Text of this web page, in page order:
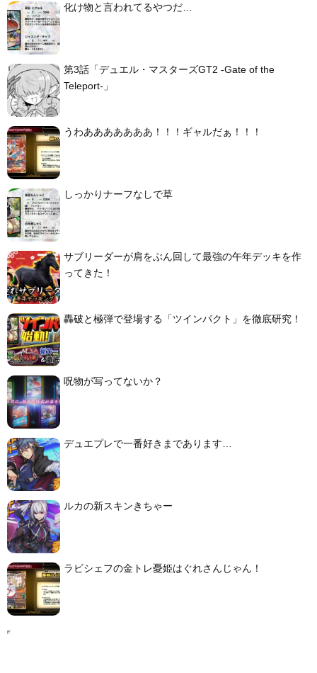
化け物と言われてるやつだ…
第3話「デュエル・マスターズGT2 -Gate of the
Teleport-」
うわあああああああ！！！ギャルだぁ！！！
しっかりナーフなしで草
サブリーダーが肩をぶん回して最強の午年デッキを作
ってきた！
轟破と極弾で登場する「ツインパクト」を徹底研究！
呪物が写ってないか？
デュエプレで一番好きまであります…
ルカの新スキンきちゃー
ラビシェフの金トレ憂姫はぐれさんじゃん！